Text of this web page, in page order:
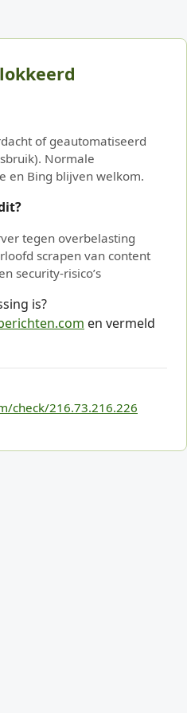
of geautomatiseerd
Normale
en Bing blijven welkom.
tegen overbelasting
scrapen van content
security-risico’s
is?
en vermeld
check/216.73.216.226